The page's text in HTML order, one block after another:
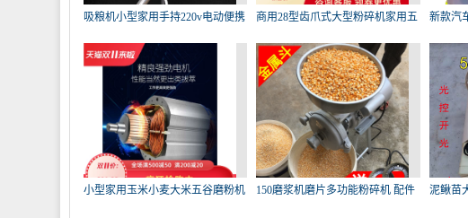
吸粮机小型家用手持220v电动便携
式
商用28型齿爪式大型粉碎机家用五
谷
新款汽
颗
小型家用玉米小麦大米五谷磨粉机
150磨浆机磨片多功能粉碎机 配件
泥鳅苗